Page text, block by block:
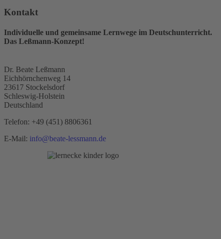
Kontakt
Individuelle und gemeinsame Lernwege im Deutschunterricht.
Das Leßmann-Konzept!
Dr. Beate Leßmann
Eichhörnchenweg 14
23617 Stockelsdorf
Schleswig-Holstein
Deutschland
Telefon: +49 (451) 8806361
E-Mail: info@beate-lessmann.de